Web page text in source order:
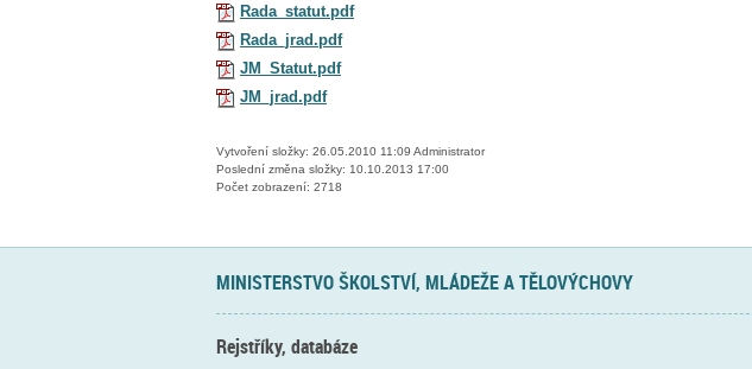
Rada_statut.pdf
Rada_jrad.pdf
JM_Statut.pdf
JM_jrad.pdf
Vytvoření složky: 26.05.2010 11:09 Administrator
Poslední změna složky: 10.10.2013 17:00
Počet zobrazení: 2718
MINISTERSTVO ŠKOLSTVÍ, MLÁDEŽE A TĚLOVÝCHOVY
Rejstříky, databáze